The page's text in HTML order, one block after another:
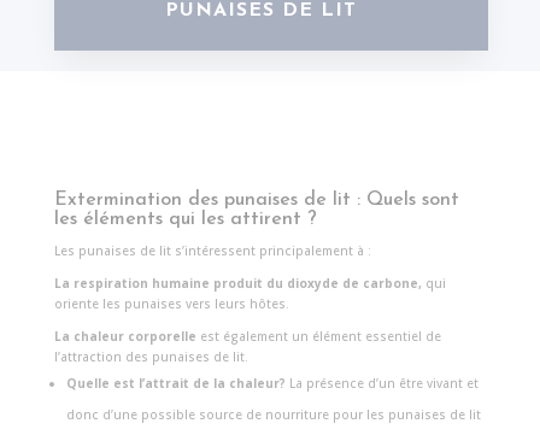
PUNAISES DE LIT
Extermination des punaises de lit : Quels sont
les éléments qui les attirent ?
Les punaises de lit s’intéressent principalement à :
La respiration humaine produit du dioxyde de carbone, qui
oriente les punaises vers leurs hôtes.
La chaleur corporelle est également un élément essentiel de
l’attraction des punaises de lit.
Quelle est l’attrait de la chaleur? La présence d’un être vivant et
donc d’une possible source de nourriture pour les punaises de lit